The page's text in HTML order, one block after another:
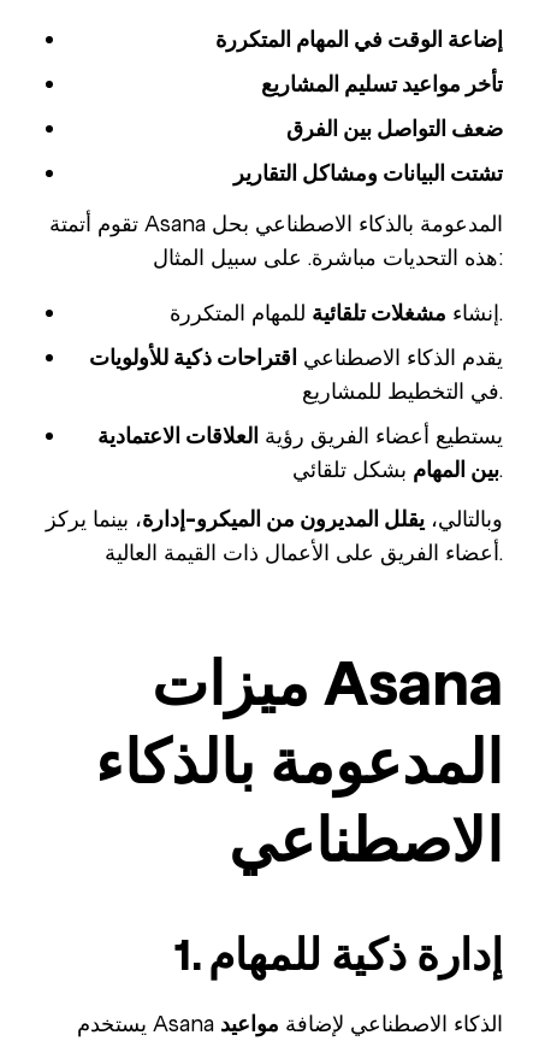
إضاعة الوقت في المهام المتكررة
تأخر مواعيد تسليم المشاريع
ضعف التواصل بين الفرق
تشتت البيانات ومشاكل التقارير
تقوم أتمتة Asana المدعومة بالذكاء الاصطناعي بحل
هذه التحديات مباشرة. على سبيل المثال:
إنشاء مشغلات تلقائية
للمهام المتكررة.
يقدم الذكاء الاصطناعي اقتراحات ذكية للأولويات
في التخطيط للمشاريع.
يستطيع أعضاء الفريق رؤية العلاقات الاعتمادية
بين المهامبشكل تلقائي.
وبالتالي، يقلل المديرون من الميكرو-إدارة، بينما يركز
أعضاء الفريق على الأعمال ذات القيمة العالية.
ميزات Asana
المدعومة بالذكاء
الاصطناعي
1. إدارة ذكية للمهام
يستخدم Asana الذكاء الاصطناعي لإضافة مواعيد